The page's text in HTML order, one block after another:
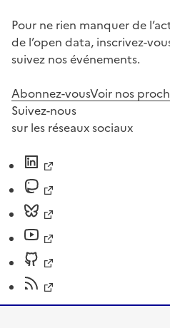
Pour ne rien manquer de
de l’open data, inscrivez-
suivez nos événements.
Abonnez-vousVoir nos
Suivez-nous
sur les réseaux sociaux